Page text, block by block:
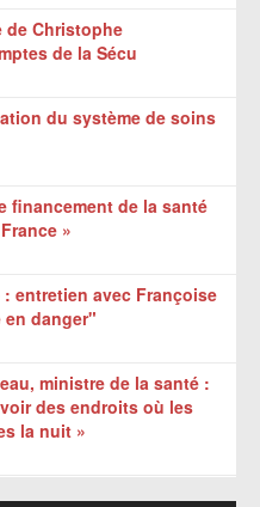
de Christophe
de la Sécu
du système de soins
financement de la santé
»
entretien avec Françoise
danger"
ministre de la santé :
des endroits où les
la nuit »